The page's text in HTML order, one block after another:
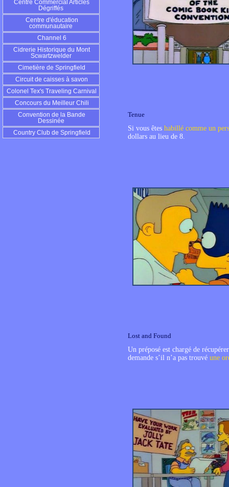
Centre Commercial Articles
Dégriffés
Centre d'éducation
communautaire
Channel 6
Cidrerie Historique du Mont
Scwartzwelder
Cimetière de Springfield
Circuit de caisses à savon
Colonel Tex's Traveling Carnival
Concours du Meilleur Chili
Convention de la Bande
Dessinée
Country Club de Springfield
Tenue
Si vous êtes habillé comme un
dollars au lieu de 8.
Lost and Found
Un préposé est chargé de
demande s’il n’a pas trouvé une